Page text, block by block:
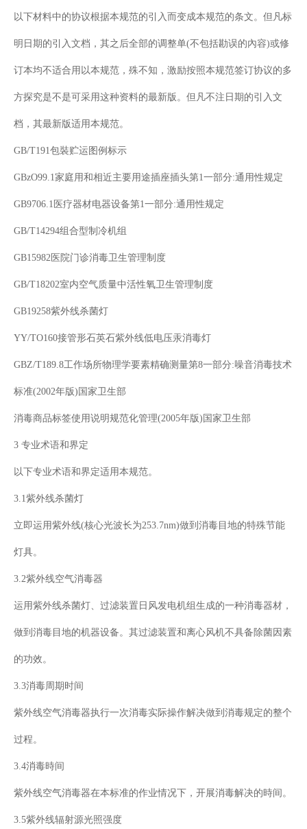
以下材料中的协议根据本规范的引入而变成本规范的条文。但凡标
明日期的引入文档，其之后全部的调整单(不包括勘误的內容)或修
订本均不适合用以本规范，殊不知，激励按照本规范签订协议的多
方探究是不是可采用这种资料的最新版。但凡不注日期的引入文
档，其最新版适用本规范。
GB/T191包裝贮运图例标示
GBzO99.1家庭用和相近主要用途插座插头第1一部分:通用性规定
GB9706.1医疗器材电器设备第1一部分:通用性规定
GB/T14294组合型制冷机组
GB15982医院门诊消毒卫生管理制度
GB/T18202室内空气质量中活性氧卫生管理制度
GB19258紫外线杀菌灯
YY/TO160接管形石英石紫外线低电压汞消毒灯
GBZ/T189.8工作场所物理学要素精确测量第8一部分:噪音消毒技术
标准(2002年版)国家卫生部
消毒商品标签使用说明规范化管理(2005年版)国家卫生部
3 专业术语和界定
以下专业术语和界定适用本规范。
3.1紫外线杀菌灯
立即运用紫外线(核心光波长为253.7nm)做到消毒目地的特殊节能
灯具。
3.2紫外线空气消毒器
运用紫外线杀菌灯、过滤装置日风发电机组生成的一种消毒器材，
做到消毒目地的机器设备。其过滤装置和离心风机不具备除菌因素
的功效。
3.3消毒周期时间
紫外线空气消毒器执行一次消毒实际操作解决做到消毒规定的整个
过程。
3.4消毒時间
紫外线空气消毒器在本标准的作业情况下，开展消毒解决的時间。
3.5紫外线辐射源光照强度